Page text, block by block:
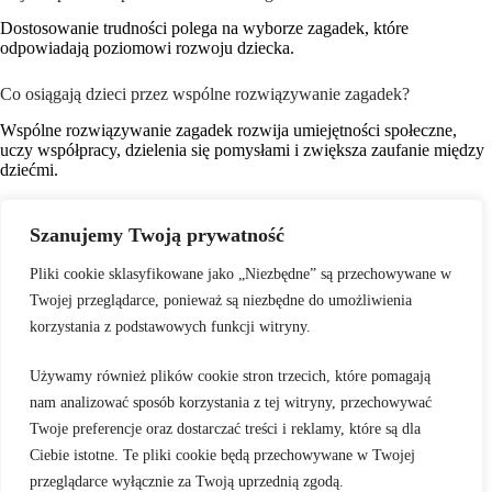
Szanujemy Twoją prywatność
Pliki cookie sklasyfikowane jako „Niezbędne” są przechowywane w
Twojej przeglądarce, ponieważ są niezbędne do umożliwienia
korzystania z podstawowych funkcji witryny.
Używamy również plików cookie stron trzecich, które pomagają
nam analizować sposób korzystania z tej witryny, przechowywać
Twoje preferencje oraz dostarczać treści i reklamy, które są dla
Ciebie istotne. Te pliki cookie będą przechowywane w Twojej
przeglądarce wyłącznie za Twoją uprzednią zgodą.
Dostosowanie trudności polega na wyborze zagadek, które
odpowiadają poziomowi rozwoju dziecka.
Co osiągają dzieci przez wspólne rozwiązywanie zagadek?
Wspólne rozwiązywanie zagadek rozwija umiejętności społeczne,
uczy współpracy, dzielenia się pomysłami i zwiększa zaufanie między
dziećmi.
Zabawa w zagadki przynosi dzieciom satysfakcję z odkrywania
nowych informacji i sukcesu w rozwiązywaniu problemów, co
wspiera ich zdrowy rozwój emocjonalny.
Dlaczego krítyczne myślenie jest ważne dla dzieci?
Krytyczne myślenie pozwala dzieciom lepiej analizować sytuacje,
podejmować świadome decyzje i rozwiązywać problemy w
przyszłości, co jest kluczowe w ich edukacji i codziennym życiu.